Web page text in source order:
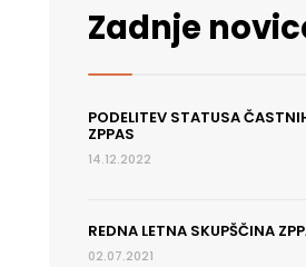
Koper
2020
Zadnje
PODELITEV STATUSA
ZPPAS
14.12.2022
REDNA LETNA SKUPŠČINA
02.07.2021